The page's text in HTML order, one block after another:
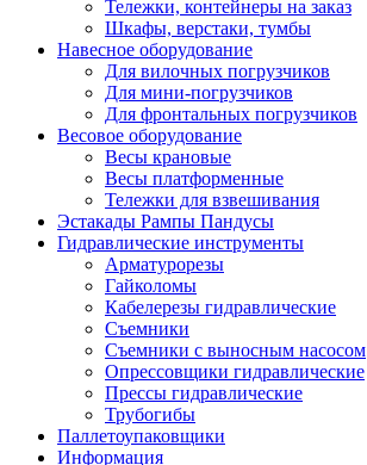
Тележки, контейнеры на заказ
Шкафы, верстаки, тумбы
Навесное оборудование
Для вилочных погрузчиков
Для мини-погрузчиков
Для фронтальных погрузчиков
Весовое оборудование
Весы крановые
Весы платформенные
Тележки для взвешивания
Эстакады Рампы Пандусы
Гидравлические инструменты
Арматурорезы
Гайколомы
Кабелерезы гидравлические
Съемники
Съемники с выносным насосом
Опрессовщики гидравлические
Прессы гидравлические
Трубогибы
Паллетоупаковщики
Информация